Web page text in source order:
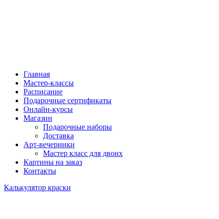
Главная
Мастер-классы
Расписание
Подарочные сертификаты
Онлайн-курсы
Магазин
Подарочные наборы
Доставка
Арт-вечеринки
Мастер класс для двоих
Картины на заказ
Контакты
Калькулятор краски